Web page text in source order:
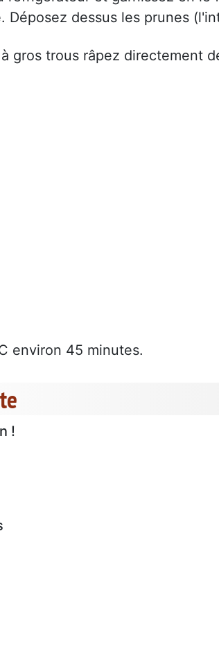
Déposez dessus les prunes
gros trous râpez directement
environ 45 minutes.
!